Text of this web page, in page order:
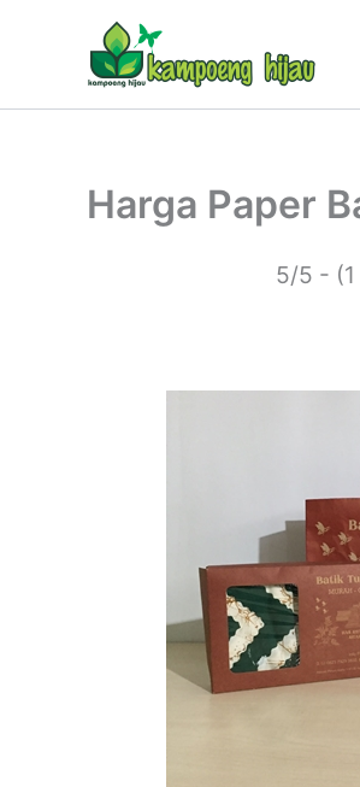
Harga Paper
5/5 -